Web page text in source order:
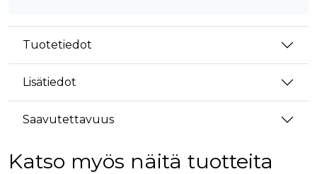
Tuotetiedot
Lisätiedot
Saavutettavuus
Katso myös näitä tuotteita